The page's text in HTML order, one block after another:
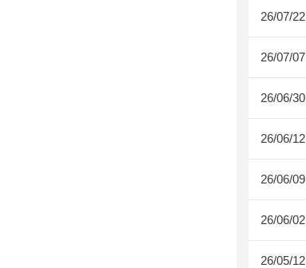
26/07/22
26/07/07
26/06/30
26/06/12
26/06/09
26/06/02
26/05/12